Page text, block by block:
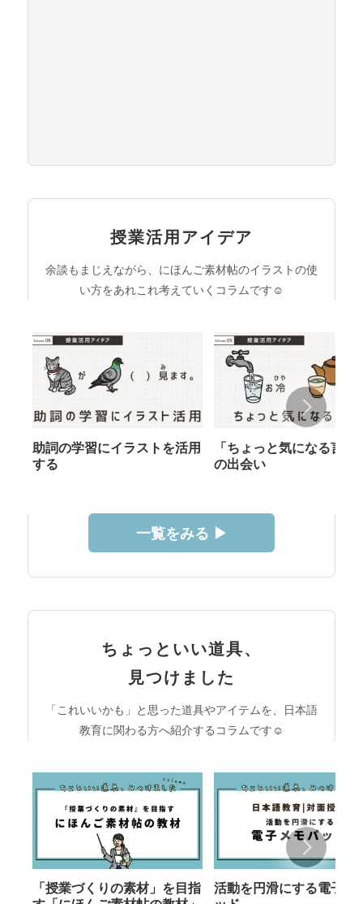
授業活用アイデア
余談もまじえながら、にほんご素材帖のイラストの使
い方をあれこれ考えていくコラムです☺︎
助詞の学習にイラストを活用
する
「ちょっと気になる言葉
の出会い
一覧をみる ▶︎
ちょっといい道具、
見つけました
「これいいかも」と思った道具やアイテムを、日本語
教育に関わる方へ紹介するコラムです☺︎
「授業づくりの素材」を目指
活動を円滑にする電子メ